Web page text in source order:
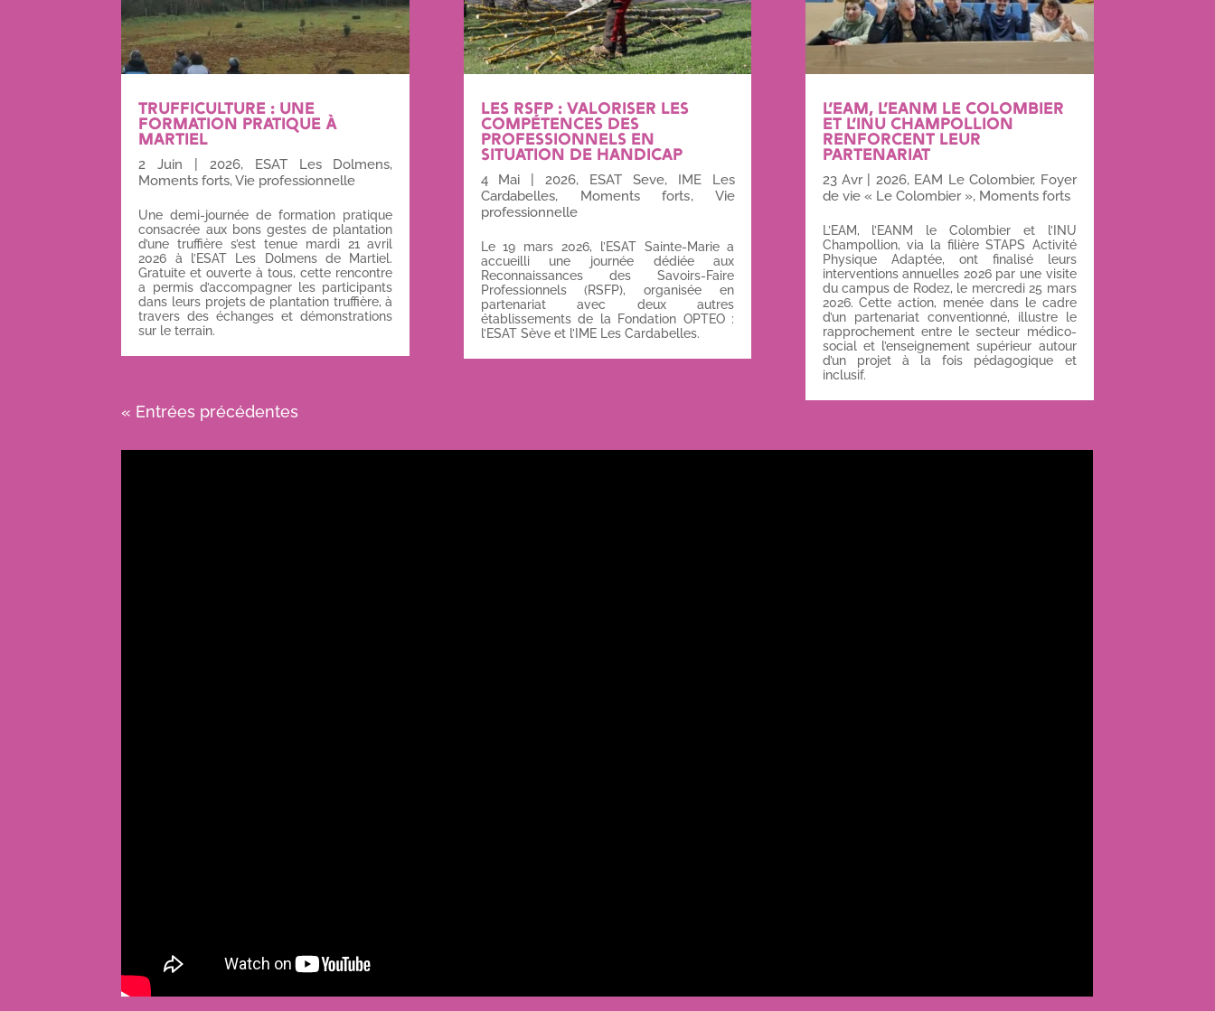
TRUFFICULTURE : UNE
FORMATION PRATIQUE À
MARTIEL
2 Juin 2026, ESAT Les Dolmens,
Moments forts,Vie professionnelle
Une demi-journée de formation pratique
consacrée aux bons gestes de plantation
d’une truffière s’est tenue mardi 21 avril
2026 à l’ESAT Les Dolmens de Martiel.
Gratuite et ouverte à tous, cette rencontre
a permis d’accompagner les participants
dans leurs projets de plantation truffière, à
travers des échanges et démonstrations
sur le terrain.
LES RSFP : VALORISER LES
COMPÉTENCES DES
PROFESSIONNELS EN
SITUATION DE HANDICAP
4 Mai |2026, ESAT Seve, IME Les
Cardabelles, Moments forts, Vie
professionnelle
Le 19 mars 2026, l’ESAT Sainte-Marie a
accueilli une journée dédiée aux
Reconnaissances des Savoirs-Faire
Professionnels (RSFP), organisée en
partenariat avec deux autres
établissements de la Fondation OPTEO :
l’ESAT Sève et l’IME Les Cardabelles.
L’EAM, L’EANM LE COLOMBIER
ET L’INU CHAMPOLLION
RENFORCENT LEUR
PARTENARIAT
23 Avr| 2026, EAM Le Colombier, Foyer
de vie « Le Colombier », Moments forts
L’EAM, l’EANM le Colombier et l’INU
Champollion, via la filière STAPS Activité
Physique Adaptée, ont finalisé leurs
interventions annuelles 2026 par une visite
du campus de Rodez, le mercredi 25 mars
2026. Cette action, menée dans le cadre
d’un partenariat conventionné, illustre le
rapprochement entre le secteur médico-
social et l’enseignement supérieur autour
d’un projet à la fois pédagogique et
inclusif.
« Entrées précédentes